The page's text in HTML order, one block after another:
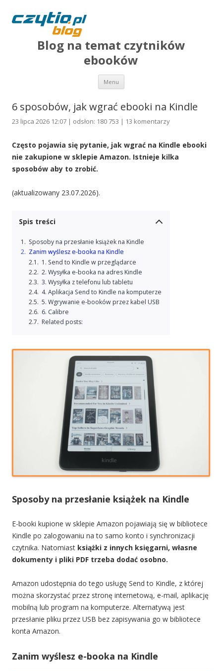
Blog na temat czytników
ebooków
Menu Przejdź do treści
6 sposobów, jak wgrać ebooki na Kindle
23 lipca 2026 12:07 | odsłon: 180 753 | 13 komentarzy
Często pojawia się pytanie, jak wgrać na Kindle ebooki
nie zakupione w sklepie Amazon. Istnieje kilka
sposobów aby to zrobić.
(aktualizowany 23.07.2026).
Spis treści
Sposoby na przesłanie książek na Kindle
Zanim wyślesz e-booka na Kindle
1. Send to Kindle w przeglądarce
2. Wysyłka e-booka na adres Kindle
3. Wysyłka z telefonu lub tabletu
4. Aplikacja Send to Kindle na komputerze
5. Wgrywanie e-booków przez kabel USB
6. Calibre
Related posts:
Sposoby na przesłanie książek na Kindle
E-booki kupione w sklepie Amazon pojawiają się w bibliotece
Kindle po zalogowaniu na to samo konto i synchronizacji
czytnika. Natomiast książki z innych księgarni, własne
dokumenty i pliki PDF trzeba dodać osobno.
Amazon udostępnia do tego usługę Send to Kindle, z której
można skorzystać przez stronę internetową, e-mail, aplikację
mobilną lub program na komputerze. Alternatywą jest
przesłanie pliku przez USB bez zapisywania go w bibliotece
konta Amazon.
Zanim wyślesz e-booka na Kindle